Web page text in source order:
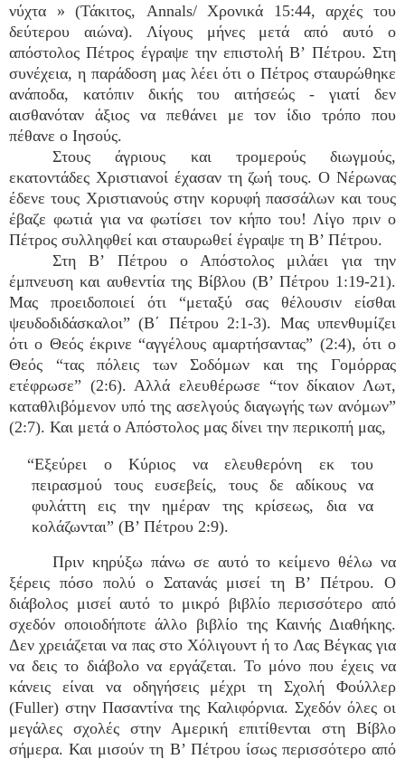
νύχτα » (Τάκιτος, Annals/ Χρονικά 15:44, αρχές του
δεύτερου αιώνα). Λίγους μήνες μετά από αυτό ο
απόστολος Πέτρος έγραψε την επιστολή Β’ Πέτρου. Στη
συνέχεια, η παράδοση μας λέει ότι ο Πέτρος σταυρώθηκε
ανάποδα, κατόπιν δικής του αιτήσεώς - γιατί δεν
αισθανόταν άξιος να πεθάνει με τον ίδιο τρόπο που
πέθανε ο Ιησούς.
Στους άγριους και τρομερούς διωγμούς,
εκατοντάδες Χριστιανοί έχασαν τη ζωή τους. Ο Νέρωνας
έδενε τους Χριστιανούς στην κορυφή πασσάλων και τους
έβαζε φωτιά για να φωτίσει τον κήπο του! Λίγο πριν ο
Πέτρος συλληφθεί και σταυρωθεί έγραψε τη Β’ Πέτρου.
Στη Β’ Πέτρου ο Απόστολος μιλάει για την
έμπνευση και αυθεντία της Βίβλου (Β’ Πέτρου 1:19-21).
Μας προειδοποιεί ότι “μεταξύ σας θέλουσιν είσθαι
ψευδοδιδάσκαλοι” (Β΄ Πέτρου 2:1-3). Μας υπενθυμίζει
ότι ο Θεός έκρινε “αγγέλους αμαρτήσαντας” (2:4), ότι ο
Θεός “τας πόλεις των Σοδόμων και της Γομόρρας
ετέφρωσε” (2:6). Αλλά ελευθέρωσε “τον δίκαιον Λωτ,
καταθλιβόμενον υπό της ασελγούς διαγωγής των ανόμων”
(2:7). Και μετά ο Απόστολος μας δίνει την περικοπή μας,
“Εξεύρει ο Κύριος να ελευθερόνη εκ του
πειρασμού τους ευσεβείς, τους δε αδίκους να
φυλάττη εις την ημέραν της κρίσεως, δια να
κολάζωνται” (Β’ Πέτρου 2:9).
Πριν κηρύξω πάνω σε αυτό το κείμενο θέλω να
ξέρεις πόσο πολύ ο Σατανάς μισεί τη Β’ Πέτρου. Ο
διάβολος μισεί αυτό το μικρό βιβλίο περισσότερο από
σχεδόν οποιοδήποτε άλλο βιβλίο της Καινής Διαθήκης.
Δεν χρειάζεται να πας στο Χόλιγουντ ή το Λας Βέγκας για
να δεις το διάβολο να εργάζεται. Το μόνο που έχεις να
κάνεις είναι να οδηγήσεις μέχρι τη Σχολή Φούλλερ
(Fuller) στην Πασαντίνα της Καλιφόρνια. Σχεδόν όλες οι
μεγάλες σχολές στην Αμερική επιτίθενται στη Βίβλο
σήμερα. Και μισούν τη Β’ Πέτρου ίσως περισσότερο από